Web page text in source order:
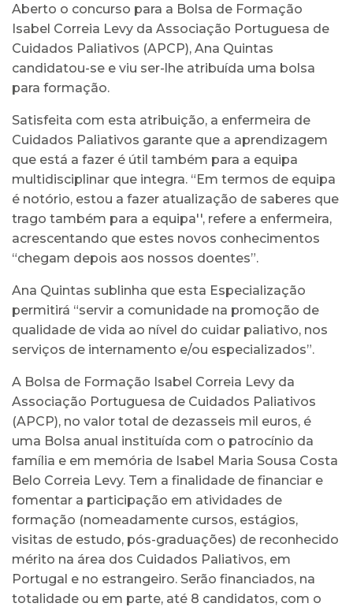
Aberto o concurso para a Bolsa de Formação
Isabel Correia Levy da Associação Portuguesa de
Cuidados Paliativos (APCP), Ana Quintas
candidatou-se e viu ser-lhe atribuída uma bolsa
para formação.
Satisfeita com esta atribuição, a enfermeira de
Cuidados Paliativos garante que a aprendizagem
que está a fazer é útil também para a equipa
multidisciplinar que integra. “Em termos de equipa
é notório, estou a fazer atualização de saberes que
trago também para a equipa'', refere a enfermeira,
acrescentando que estes novos conhecimentos
“chegam depois aos nossos doentes”.
Ana Quintas sublinha que esta Especialização
permitirá “servir a comunidade na promoção de
qualidade de vida ao nível do cuidar paliativo, nos
serviços de internamento e/ou especializados”.
A Bolsa de Formação Isabel Correia Levy da
Associação Portuguesa de Cuidados Paliativos
(APCP), no valor total de dezasseis mil euros, é
uma Bolsa anual instituída com o patrocínio da
família e em memória de Isabel Maria Sousa Costa
Belo Correia Levy. Tem a finalidade de financiar e
fomentar a participação em atividades de
formação (nomeadamente cursos, estágios,
visitas de estudo, pós-graduações) de reconhecido
mérito na área dos Cuidados Paliativos, em
Portugal e no estrangeiro. Serão financiados, na
totalidade ou em parte, até 8 candidatos, com o